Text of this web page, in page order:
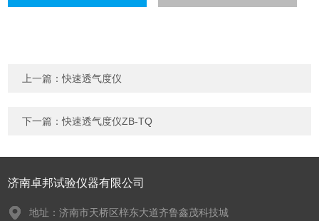
上一篇：快速透气度仪
下一篇：快速透气度仪ZB-TQ
济南卓邦试验仪器有限公司
地址：济南市天桥区梓东大道齐鲁鑫茂科技城